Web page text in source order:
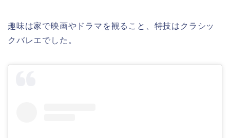
趣味は家で映画やドラマを観ること、特技はクラシッ
クバレエでした。